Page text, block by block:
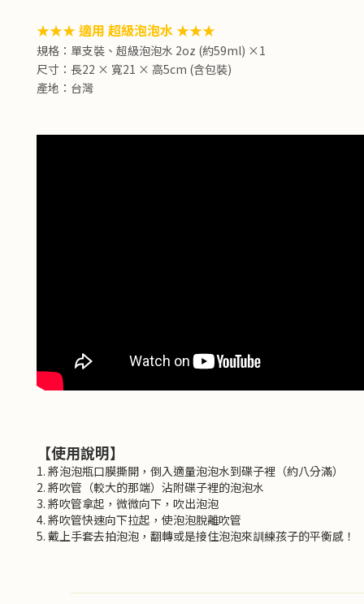
★★★ 適用 超級泡泡水 ★★★
規格：單支裝、超級泡泡水 2oz (約59ml) ×1
尺寸：長22 × 寬21 × 高5cm (含包裝)
產地：台灣
【使用說明】
1. 將泡泡瓶口膜撕開，倒入適量泡泡水到碟子裡（約八分滿）
2. 將吹管（較大的那端）沾附碟子裡的泡泡水
3. 將吹管拿起，微微向下，吹出泡泡
4. 將吹管快速向下拉起，使泡泡脫離吹管
5. 戴上手套去拍泡泡，翻轉或是接住泡泡來訓練孩子的平衡感！